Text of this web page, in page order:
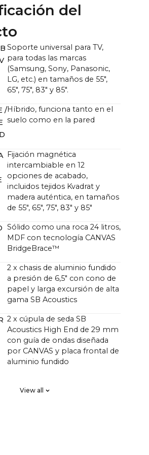
(ancho x alto x fondo):
~12,0cm (11,0cm sin soporte) /
in (4,3 in sin soporte)
del
Soporte universal para TV,
para todas las marcas
(Samsung, Sony, Panasonic,
LG, etc.) en tamaños de 55",
65", 75", 83" y 85".
/Híbrido, funciona tanto en el
suelo como en la pared
Fijación magnética
intercambiable en 12
opciones de acabado,
incluidos tejidos Kvadrat y
madera auténtica, en tamaños
de 55", 65", 75", 83" y 85"
Sólido como una roca 24 litros,
MDF con tecnología CANVAS
BridgeBrace™
2 x chasis de aluminio fundido
a presión de 6,5" con cono de
papel y larga excursión de alta
gama SB Acoustics
2 x cúpula de seda SB
Acoustics High End de 29 mm
con guía de ondas diseñada
por CANVAS y placa frontal de
aluminio fundido
bajas pérdidas y alta precisión,
View all